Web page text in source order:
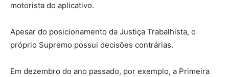
motorista do aplicativo.
Apesar do posicionamento da Justiça Trabalhista, o
próprio Supremo possui decisões contrárias.
Em dezembro do ano passado, por exemplo, a Primeira